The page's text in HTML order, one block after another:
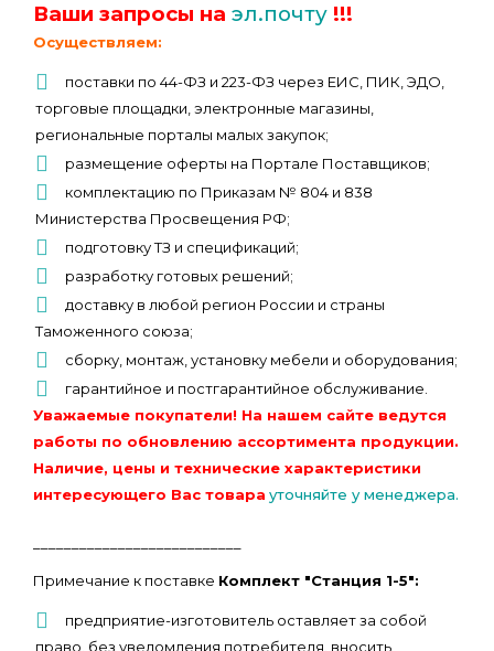
Ваши запросы на эл.почту !!!
Осуществляем:
поставки по 44-ФЗ и 223-ФЗ через ЕИС, ПИК, ЭДО,
торговые площадки, электронные магазины,
региональные порталы малых закупок;
размещение оферты на Портале Поставщиков;
комплектацию по Приказам № 804 и 838
Министерства Просвещения РФ;
подготовку ТЗ и спецификаций;
разработку готовых решений;
доставку в любой регион России и страны
Таможенного союза;
сборку, монтаж, установку мебели и оборудования;
гарантийное и постгарантийное обслуживание.
Уважаемые покупатели! На нашем сайте ведутся
работы по обновлению ассортимента продукции.
Наличие, цены и технические характеристики
интересующего Вас товара уточняйте у менеджера.
Примечание к поставке Комплект "Станция 1-5":
предприятие-изготовитель оставляет за собой
право, без уведомления потребителя, вносить